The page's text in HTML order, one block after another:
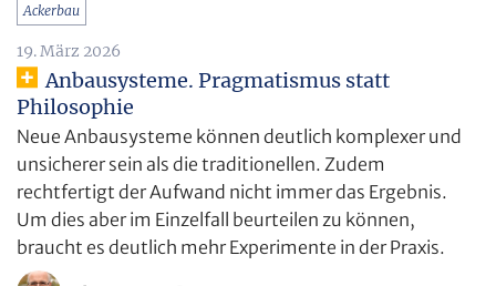
Ackerbau
19. März 2026
Anbausysteme. Pragmatismus statt
Philosophie
Neue Anbausysteme können deutlich komplexer und
unsicherer sein als die traditionellen. Zudem
rechtfertigt der Aufwand nicht immer das Ergebnis.
Um dies aber im Einzelfall beurteilen zu können,
braucht es deutlich mehr Experimente in der Praxis.